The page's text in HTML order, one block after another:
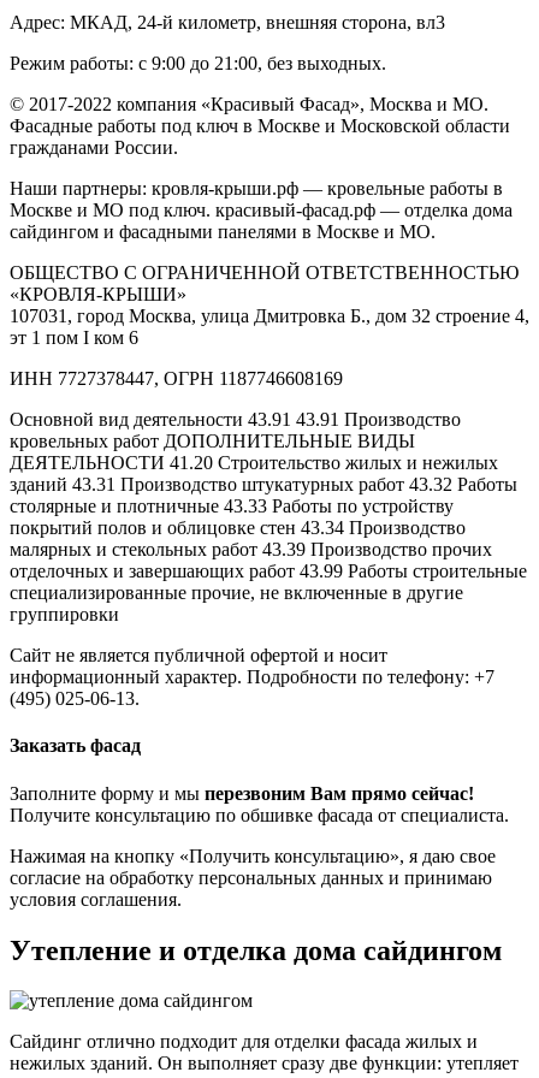
Адрес: МКАД, 24-й километр, внешняя сторона, вл3
Режим работы: с 9:00 до 21:00, без выходных.
© 2017-2022 компания «Красивый Фасад», Москва и МО.
Фасадные работы под ключ в Москве и Московской области
гражданами России.
Наши партнеры: кровля-крыши.рф — кровельные работы в
Москве и МО под ключ. красивый-фасад.рф — отделка дома
сайдингом и фасадными панелями в Москве и МО.
ОБЩЕСТВО С ОГРАНИЧЕННОЙ ОТВЕТСТВЕННОСТЬЮ
«КРОВЛЯ-КРЫШИ»
107031, город Москва, улица Дмитровка Б., дом 32 строение 4,
эт 1 пом I ком 6
ИНН 7727378447, ОГРН 1187746608169
Основной вид деятельности 43.91 43.91 Производство
кровельных работ ДОПОЛНИТЕЛЬНЫЕ ВИДЫ
ДЕЯТЕЛЬНОСТИ 41.20 Строительство жилых и нежилых
зданий 43.31 Производство штукатурных работ 43.32 Работы
столярные и плотничные 43.33 Работы по устройству
покрытий полов и облицовке стен 43.34 Производство
малярных и стекольных работ 43.39 Производство прочих
отделочных и завершающих работ 43.99 Работы строительные
специализированные прочие, не включенные в другие
группировки
Сайт не является публичной офертой и носит
информационный характер. Подробности по телефону: +7
(495) 025-06-13.
Заказать фасад
Заполните форму и мы перезвоним Вам прямо сейчас!
Получите консультацию по обшивке фасада от специалиста.
Нажимая на кнопку «Получить консультацию», я даю свое
согласие на обработку персональных данных и принимаю
условия соглашения.
Утепление и отделка дома сайдингом
Сайдинг отлично подходит для отделки фасада жилых и
нежилых зданий. Он выполняет сразу две функции: утепляет